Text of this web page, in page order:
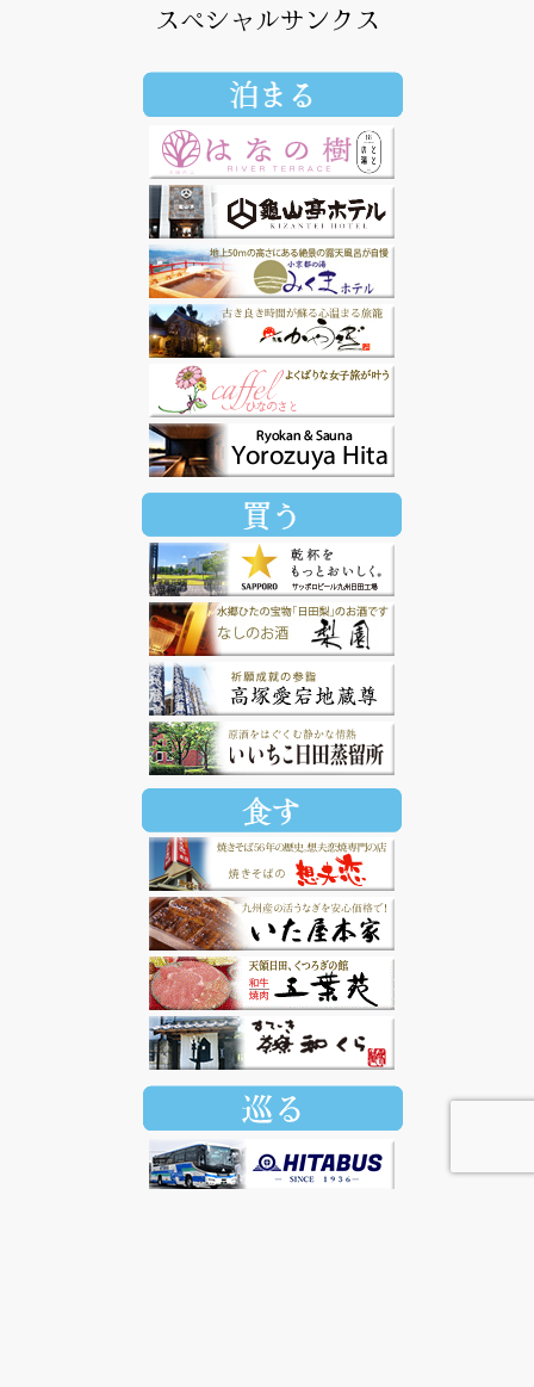
スペシャルサンクス